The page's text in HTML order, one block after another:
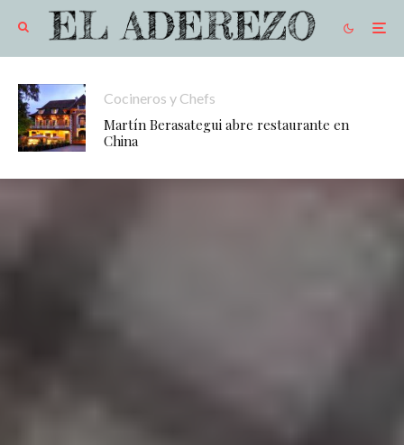
Cocineros y Chefs
Martín Berasategui abre restaurante en
China